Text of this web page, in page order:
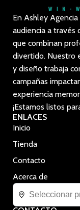
En Ashley
audiencia a través
que combinan
divertido. Nuestro
y diseño trabaja
campañas
experiencia
¡Estamos listos
ENLACES
Inicio
Tienda
Contacto
Acerca de